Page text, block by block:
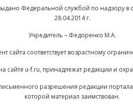
Федеральной службой по надзору
28.04.2014 г.
Учредитель – Федоренко М.А.
сайта соответствует возрастному
u-f.ru, принадлежат редакции и
разрешения редакции
которой материал заимствован.